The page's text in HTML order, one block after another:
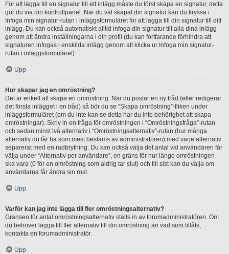
För att lägga till en signatur till ett inlägg måste du först skapa en signatur, detta
gör du via din kontrollpanel. När du väl skapat din signatur kan du kryssa i
Infoga min signatur-rutan i inläggsformuläret för att lägga till din signatur till ditt
inlägg. Du kan också automatiskt alltid infoga din signatur till alla dina inlägg
genom att ändra inställningarna i din profil (du kan fortfarande förhindra att
signaturen infogas i enskilda inlägg genom att klicka ur Infoga min signatur-
rutan i inläggsformuläret).
Upp
Hur skapar jag en omröstning?
Det är enkelt att skapa en omröstning. När du postar en ny tråd (eller redigerar
det första inlägget i en tråd) så bör du se “Skapa omröstning”-fliken under
inläggsformuläret (om du inte kan se detta har du inte behörighet att skapa
omröstningar). Skriv in en fråga för omröstningen i “Omröstningsfråga”-rutan
och sedan minst två alternativ i “Omröstningsalternativ”-rutan (hur många
alternativ du får ha som mest bestäms av administratören) med varje alternativ
separerat med en radbrytning. Du kan också välja det antal val användaren får
välja under “Alternativ per användare”, en gräns för hur länge omröstningen
ska vara (0 för en omröstning som aldrig tar slut) och till sist kan du välja om
användarna får ändra sin röst.
Upp
Varför kan jag inte lägga till fler omröstningsalternativ?
Gränsen för antal omröstningsalternativ ställs in av forumadministratören. Om
du behöver lägga till fler alternativ till din omröstning än vad som tillåts,
kontakta en forumadministratör.
Upp